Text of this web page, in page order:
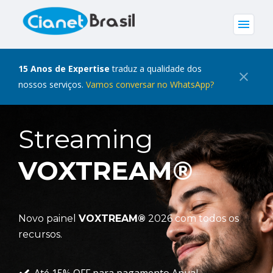
menu
close
15 Anos de Expertise traduz a qualidade dos
nossos serviços. Vamos conversar no WhatsApp?
Streaming
VOXTREAM®
Novo painel VOXTREAM® 2026 com todos os
recursos.